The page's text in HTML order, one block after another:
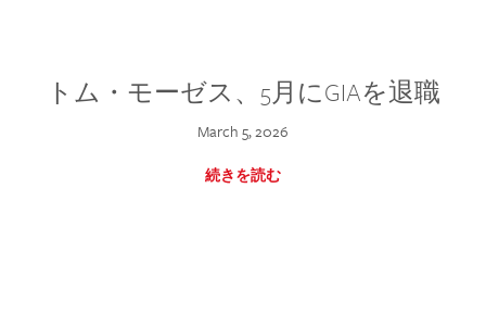
トム・モーゼス、5月にGIAを退職
March 5, 2026
続きを読む